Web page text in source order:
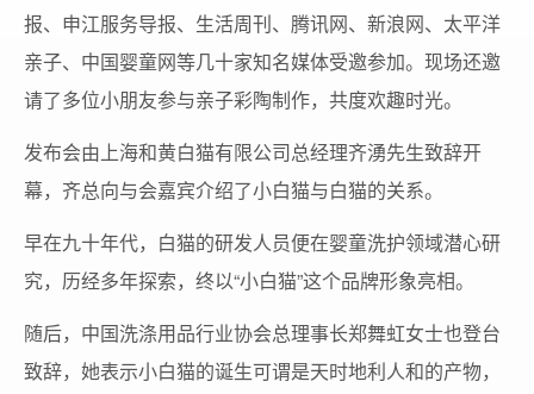
报、申江服务导报、生活周刊、腾讯网、新浪网、太平洋
亲子、中国婴童网等几十家知名媒体受邀参加。现场还邀
请了多位小朋友参与亲子彩陶制作，共度欢趣时光。
发布会由上海和黄白猫有限公司总经理齐湧先生致辞开
幕，齐总向与会嘉宾介绍了小白猫与白猫的关系。
早在九十年代，白猫的研发人员便在婴童洗护领域潜心研
究，历经多年探索，终以“小白猫”这个品牌形象亮相。
随后，中国洗涤用品行业协会总理事长郑舞虹女士也登台
致辞，她表示小白猫的诞生可谓是天时地利人和的产物，